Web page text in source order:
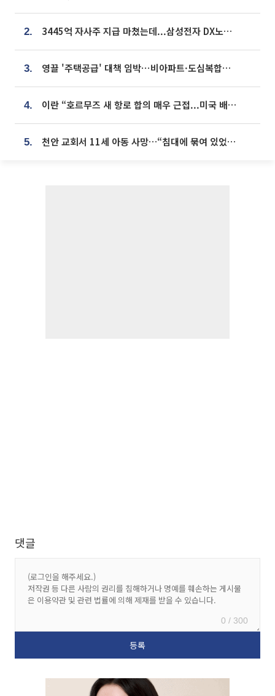
2. 3445억 자사주 지급 마쳤는데...삼성전자 DX노조, 뒤늦은 '떼쓰기 집회'
3. 영끌 '주택공급' 대책 임박⋯비아파트·도심복합까지 총동원
4. 이란 “호르무즈 새 항로 합의 매우 근접...미국 배상 먼저”
5. 천안 교회서 11세 아동 사망…“침대에 묶여 있었다” 진술 확보
댓글
0 / 300